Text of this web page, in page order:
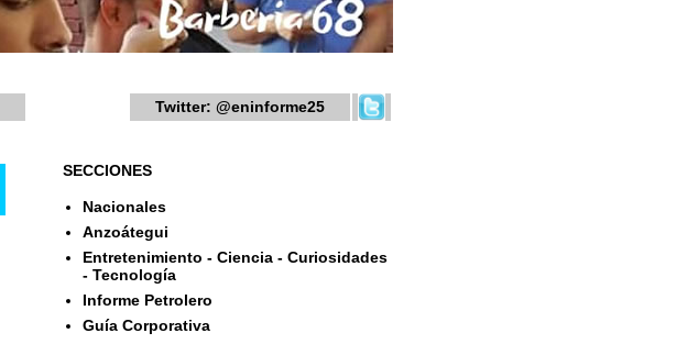
Twitter: @eninforme25
SECCIONES
Nacionales
Anzoátegui
Entretenimiento - Ciencia - Curiosidades
- Tecnología
Informe Petrolero
Guía Corporativa